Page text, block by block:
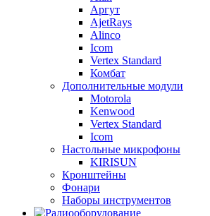
Аргут
AjetRays
Alinco
Icom
Vertex Standard
Комбат
Дополнительные модули
Motorola
Kenwood
Vertex Standard
Icom
Настольные микрофоны
KIRISUN
Кронштейны
Фонари
Наборы инструментов